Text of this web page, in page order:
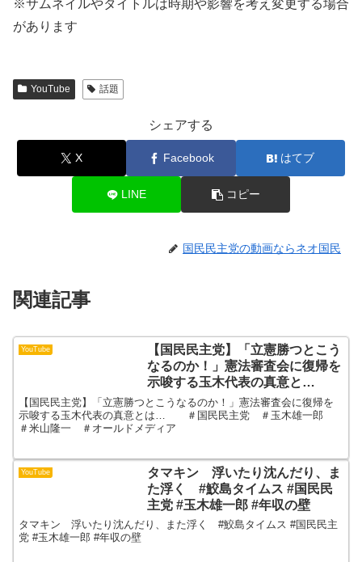
※サムネイルやタイトルは時期や影響を考え変更する場合
があります
YouTube 話題
シェアする
X Facebook はてブ
LINE コピー
国民民主党の動画ならネオ国民
関連記事
YouTube
【国民民主党】「立憲勝つとこう
なるのか！」憲法審査会に復帰を
示唆する玉木代表の真意と
は… ＃国民民主党 ＃玉木雄
一郎 ＃米山隆一 ＃オールドメ
ディア
【国民民主党】「立憲勝つとこうなるのか！」憲法審査会に復帰を
示唆する玉木代表の真意とは… ＃国民民主党 ＃玉木雄一郎
＃米山隆一 ＃オールドメディア
YouTube
タマキン 浮いたり沈んだり、ま
た浮く #鮫島タイムス #国民民
主党 #玉木雄一郎 #年収の壁
タマキン 浮いたり沈んだり、また浮く #鮫島タイムス #国民民主
党 #玉木雄一郎 #年収の壁